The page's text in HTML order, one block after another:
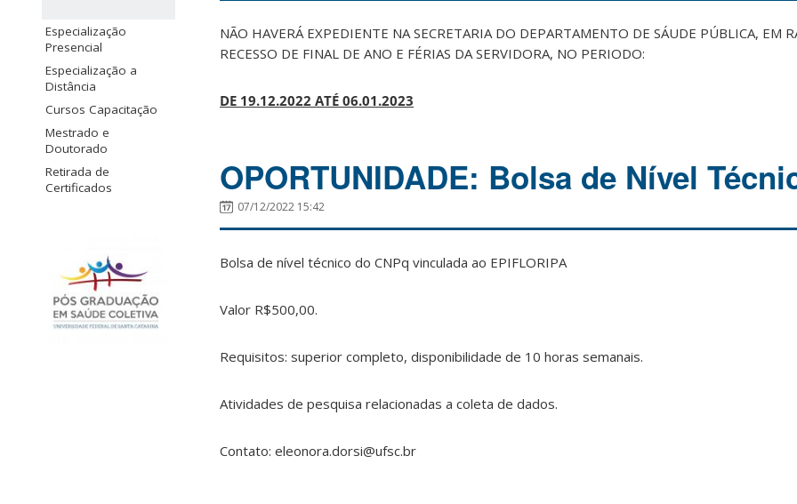
Especialização
Presencial
Especialização a
Distância
Cursos Capacitação
Mestrado e
Doutorado
Retirada de
Certificados
NÃO HAVERÁ EXPEDIENTE NA SECRETARIA DO DEPARTAMENTO DE SÁUDE PÚBLICA, EM
RECESSO DE FINAL DE ANO E FÉRIAS DA SERVIDORA, NO PERIODO:
DE 19.12.2022 ATÉ 06.01.2023
OPORTUNIDADE: Bolsa de Nível
07/12/2022 15:42
Bolsa de nível técnico do CNPq vinculada ao EPIFLORIPA
Valor R$500,00.
Requisitos: superior completo, disponibilidade de 10 horas semanais.
Atividades de pesquisa relacionadas a coleta de dados.
Contato: eleonora.dorsi@ufsc.br